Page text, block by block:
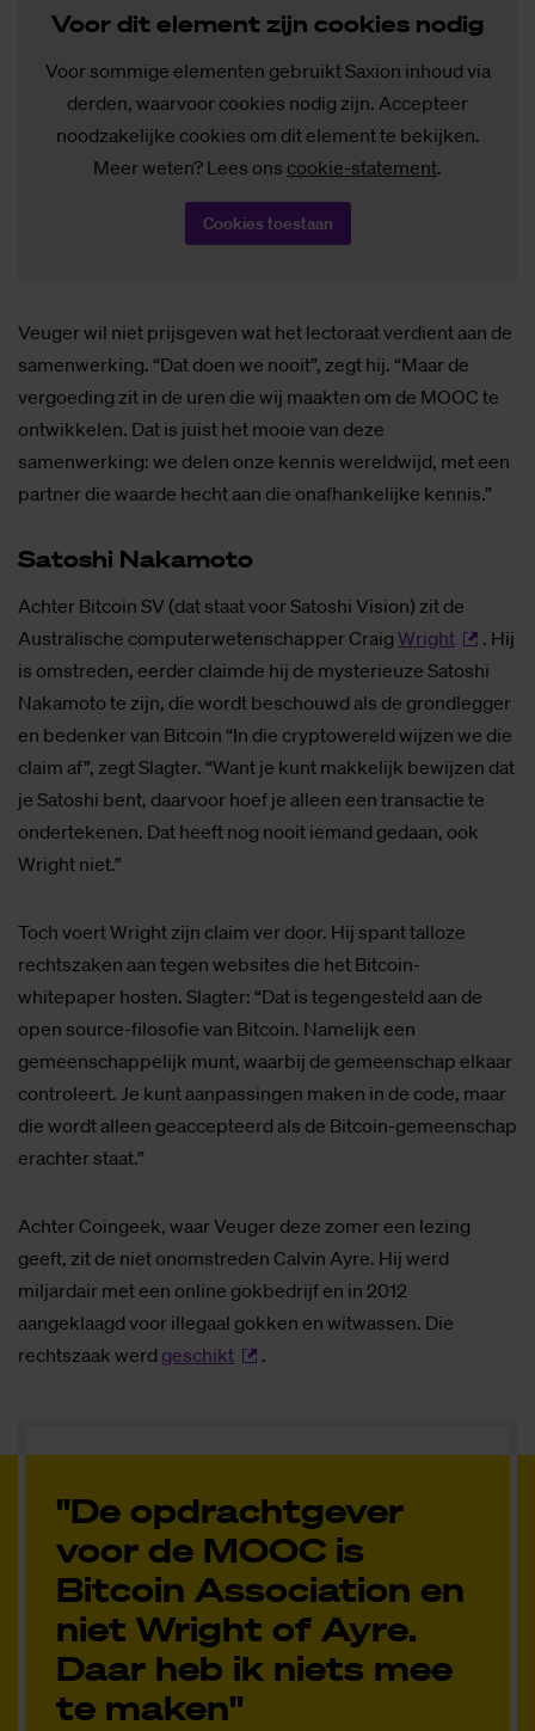
Voor dit ele­ment zijn coo­kies no­dig
Voor sommige elementen gebruikt Saxion inhoud via
derden, waarvoor cookies nodig zijn. Accepteer
noodzakelijke cookies om dit element te bekijken.
Meer weten? Lees ons cookie-statement.
Cookies toestaan
Veuger wil niet prijsgeven wat het lectoraat verdient aan de
samenwerking. “Dat doen we nooit”, zegt hij. “Maar de
vergoeding zit in de uren die wij maakten om de MOOC te
ontwikkelen. Dat is juist het mooie van deze
samenwerking: we delen onze kennis wereldwijd, met een
partner die waarde hecht aan die onafhankelijke kennis.”
Sa­to­shi Na­kamo­to
Achter Bitcoin SV (dat staat voor Satoshi Vision) zit de
Australische computerwetenschapper Craig Wright
. Hij
is omstreden, eerder claimde hij de mysterieuze Satoshi
Nakamoto te zijn, die wordt beschouwd als de grondlegger
en bedenker van Bitcoin “In die cryptowereld wijzen we die
claim af”, zegt Slagter. “Want je kunt makkelijk bewijzen dat
je Satoshi bent, daarvoor hoef je alleen een transactie te
ondertekenen. Dat heeft nog nooit iemand gedaan, ook
Wright niet.”
Toch voert Wright zijn claim ver door. Hij spant talloze
rechtszaken aan tegen websites die het Bitcoin-
whitepaper hosten. Slagter: “Dat is tegengesteld aan de
open source-filosofie van Bitcoin. Namelijk een
gemeenschappelijk munt, waarbij de gemeenschap elkaar
controleert. Je kunt aanpassingen maken in de code, maar
die wordt alleen geaccepteerd als de Bitcoin-gemeenschap
erachter staat.”
Achter Coingeek, waar Veuger deze zomer een lezing
geeft, zit de niet onomstreden Calvin Ayre. Hij werd
miljardair met een online gokbedrijf en in 2012
aangeklaagd voor illegaal gokken en witwassen. Die
rechtszaak werd geschikt .
"De opdrachtgever
voor de MOOC is
Bitcoin Association en
niet Wright of Ayre.
Daar heb ik niets mee
te maken"